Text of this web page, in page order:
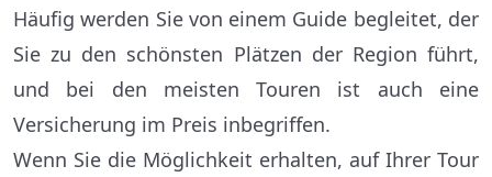
Häufig werden Sie von einem Guide begleitet, der
Sie zu den schönsten Plätzen der Region führt,
und bei den meisten Touren ist auch eine
Versicherung im Preis inbegriffen.
Wenn Sie die Möglichkeit erhalten, auf Ihrer Tour